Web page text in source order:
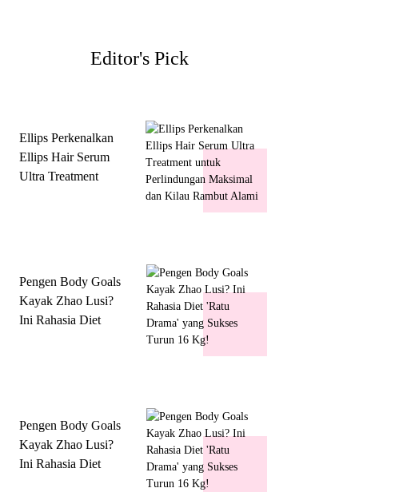
Editor's Pick
Ellips Perkenalkan
Ellips Hair Serum
Ultra Treatment
Pengen Body Goals
Kayak Zhao Lusi?
Ini Rahasia Diet
Pengen Body Goals
Kayak Zhao Lusi?
Ini Rahasia Diet